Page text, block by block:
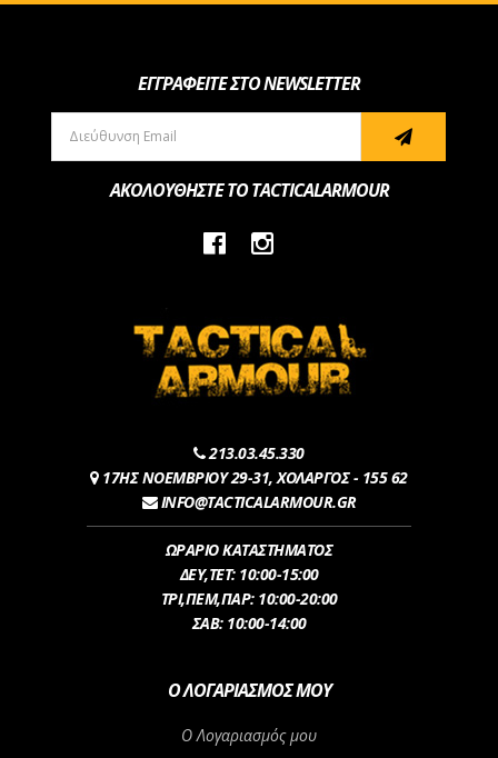
ΕΓΓΡΑΦΕΙΤΕ ΣΤΟ NEWSLETTER
ΑΚΟΛΟΥΘΗΣΤΕ ΤΟ TACTICALARMOUR
213.03.45.330
17ΗΣ ΝΟΕΜΒΡΙΟΥ 29-31, ΧΟΛΑΡΓΟΣ - 155 62
INFO@TACTICALARMOUR.GR
ΩΡΑΡΙΟ ΚΑΤΑΣΤΗΜΑΤΟΣ
ΔEY,ΤET: 10:00-15:00
ΤΡI,ΠΕM,ΠΑΡ: 10:00-20:00
ΣΑΒ: 10:00-14:00
Ο ΛΟΓΑΡΙΑΣΜΌΣ ΜΟΥ
Ο Λογαριασμός μου